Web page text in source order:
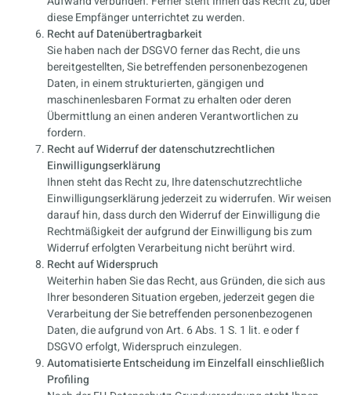
diese Empfänger unterrichtet zu werden.
Recht auf Datenübertragbarkeit
Sie haben nach der DSGVO ferner das Recht, die uns
bereitgestellten, Sie betreffenden personenbezogenen
Daten, in einem strukturierten, gängigen und
maschinenlesbaren Format zu erhalten oder deren
Übermittlung an einen anderen Verantwortlichen zu
fordern.
Recht auf Widerruf der datenschutzrechtlichen
Einwilligungserklärung
Ihnen steht das Recht zu, Ihre datenschutzrechtliche
Einwilligungserklärung jederzeit zu widerrufen. Wir weisen
darauf hin, dass durch den Widerruf der Einwilligung die
Rechtmäßigkeit der aufgrund der Einwilligung bis zum
Widerruf erfolgten Verarbeitung nicht berührt wird.
Recht auf Widerspruch
Weiterhin haben Sie das Recht, aus Gründen, die sich aus
Ihrer besonderen Situation ergeben, jederzeit gegen die
Verarbeitung der Sie betreffenden personenbezogenen
Daten, die aufgrund von Art. 6 Abs. 1 S. 1 lit. e oder f
DSGVO erfolgt, Widerspruch einzulegen.
Automatisierte Entscheidung im Einzelfall einschließlich
Profiling